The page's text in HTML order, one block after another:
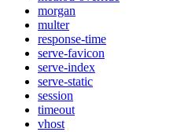
morgan
multer
response-time
serve-favicon
serve-index
serve-static
session
timeout
vhost